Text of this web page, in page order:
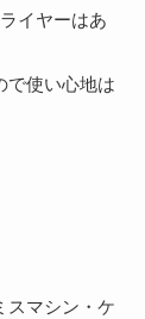
イヤーはあ
で使い心地は
スマシン・ケ